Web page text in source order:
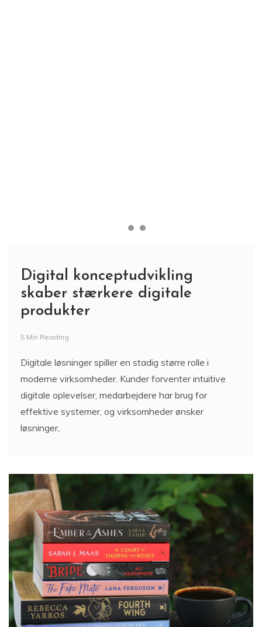
Digital konceptudvikling
skaber stærkere digitale
produkter
5 Min Reading
Digitale løsninger spiller en stadig større rolle i
moderne virksomheder. Kunder forventer intuitive
digitale oplevelser, medarbejdere har brug for
effektive systemer, og virksomheder ønsker
løsninger,